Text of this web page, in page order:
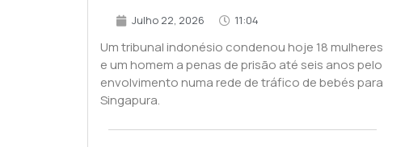
Julho 22, 2026 11:04
Um tribunal indonésio condenou hoje 18 mulheres
e um homem a penas de prisão até seis anos pelo
envolvimento numa rede de tráfico de bebés para
Singapura.